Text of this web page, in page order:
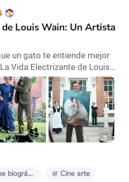
Louis Wain: Un Artista
un gato te entiende mejor
Vida Electrizante de Louis
para vos. Desde el primer
Sharpe nos invita a ver el
de este pintor, un hombre
en más que simples
sus obras son amigos,
llenos de mist
Cine biográfico Cine arte